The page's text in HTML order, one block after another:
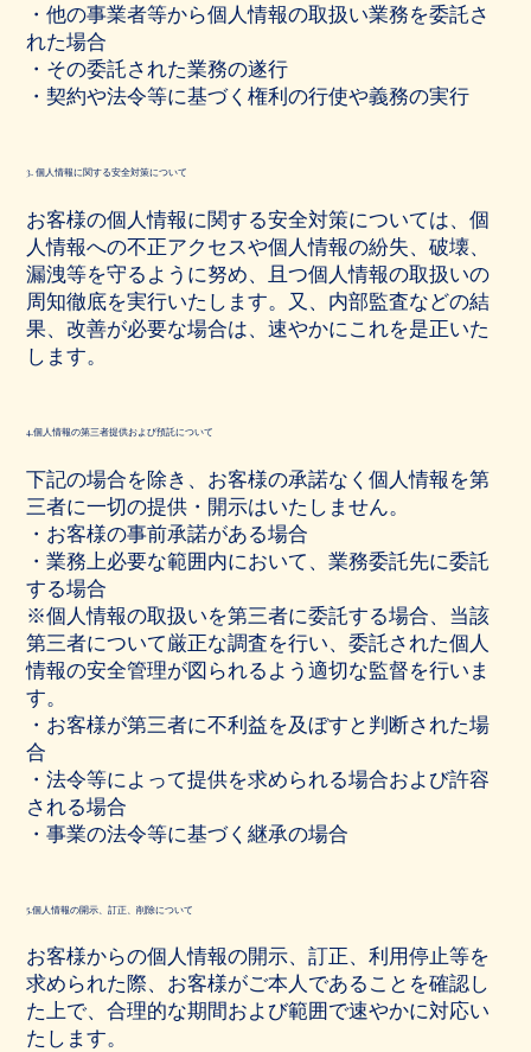
・他の事業者等から個人情報の取扱い業務を委託さ
れた場合
・その委託された業務の遂行
・契約や法令等に基づく権利の行使や義務の実行
3. 個人情報に関する安全対策について
お客様の個人情報に関する安全対策については、個
人情報への不正アクセスや個人情報の紛失、破壊、
漏洩等を守るように努め、且つ個人情報の取扱いの
周知徹底を実行いたします。又、内部監査などの結
果、改善が必要な場合は、速やかにこれを是正いた
します。
4.個人情報の第三者提供および預託について
下記の場合を除き、お客様の承諾なく個人情報を第
三者に一切の提供・開示はいたしません。
・お客様の事前承諾がある場合
・業務上必要な範囲内において、業務委託先に委託
する場合
※個人情報の取扱いを第三者に委託する場合、当該
第三者について厳正な調査を行い、委託された個人
情報の安全管理が図られるよう適切な監督を行いま
す。
・お客様が第三者に不利益を及ぼすと判断された場
合
・法令等によって提供を求められる場合および許容
される場合
・事業の法令等に基づく継承の場合
5.個人情報の開示、訂正、削除について
お客様からの個人情報の開示、訂正、利用停止等を
求められた際、お客様がご本人であることを確認し
た上で、合理的な期間および範囲で速やかに対応い
たします。